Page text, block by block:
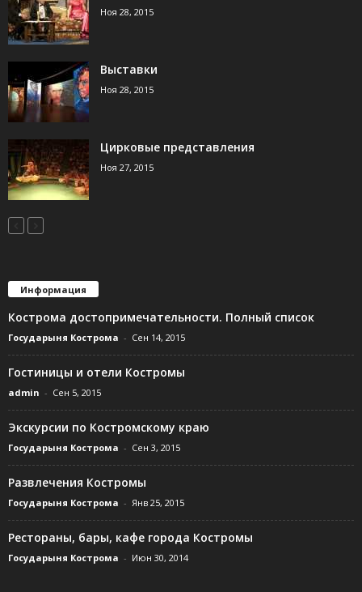
Ноя 28, 2015
Выставки
Ноя 28, 2015
Цирковые представления
Ноя 27, 2015
Информация
Кострома достопримечательности. Полный список
Государыня Кострома - Сен 14, 2015
Гостиницы и отели Костромы
admin - Сен 5, 2015
Экскурсии по Костромскому краю
Государыня Кострома - Сен 3, 2015
Развлечения Костромы
Государыня Кострома - Янв 25, 2015
Рестораны, бары, кафе города Костромы
Государыня Кострома - Июн 30, 2014